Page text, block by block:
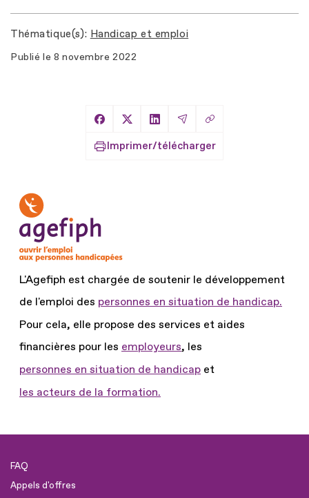
Thématique(s) Handicap et emploi
Publié le 8 novembre 2022
Partager sur Facebook
Partager sur X
Partager sur LinkedIn
Partager par Email
Copier le lien
Imprimer/télécharger
L'Agefiph est chargée de soutenir le développement
de l'emploi des personnes en situation de handicap.
Pour cela, elle propose des services et aides
financières pour les employeurs, les
personnes en situation de handicap et
les acteurs de la formation.
FAQ
Appels d'offres